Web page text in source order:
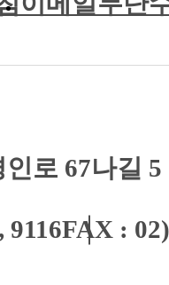
로 67나길 5
9116FAX :